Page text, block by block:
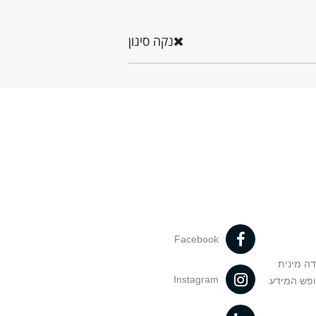
נקה סינון
מינית
המידע
Facebook
Instagram